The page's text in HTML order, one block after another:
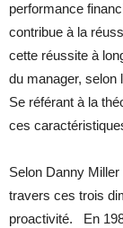
performance
contribue à la
cette réussite à
du manager, selon
Se référant à la
ces
Selon Danny Miller
travers ces trois
proactivité. En